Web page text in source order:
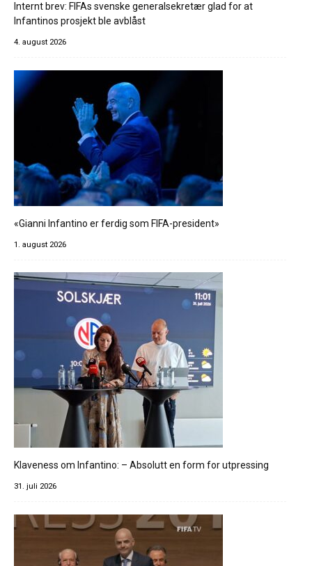
Internt brev: FIFAs svenske generalsekretær glad for at
Infantinos prosjekt ble avblåst
4. august 2026
«Gianni Infantino er ferdig som FIFA-president»
1. august 2026
Klaveness om Infantino: – Absolutt en form for utpressing
31. juli 2026